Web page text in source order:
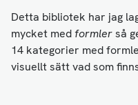
Detta bibliotek har jag
mycket medformlerså
14 kategorier med
visuellt sätt vad som